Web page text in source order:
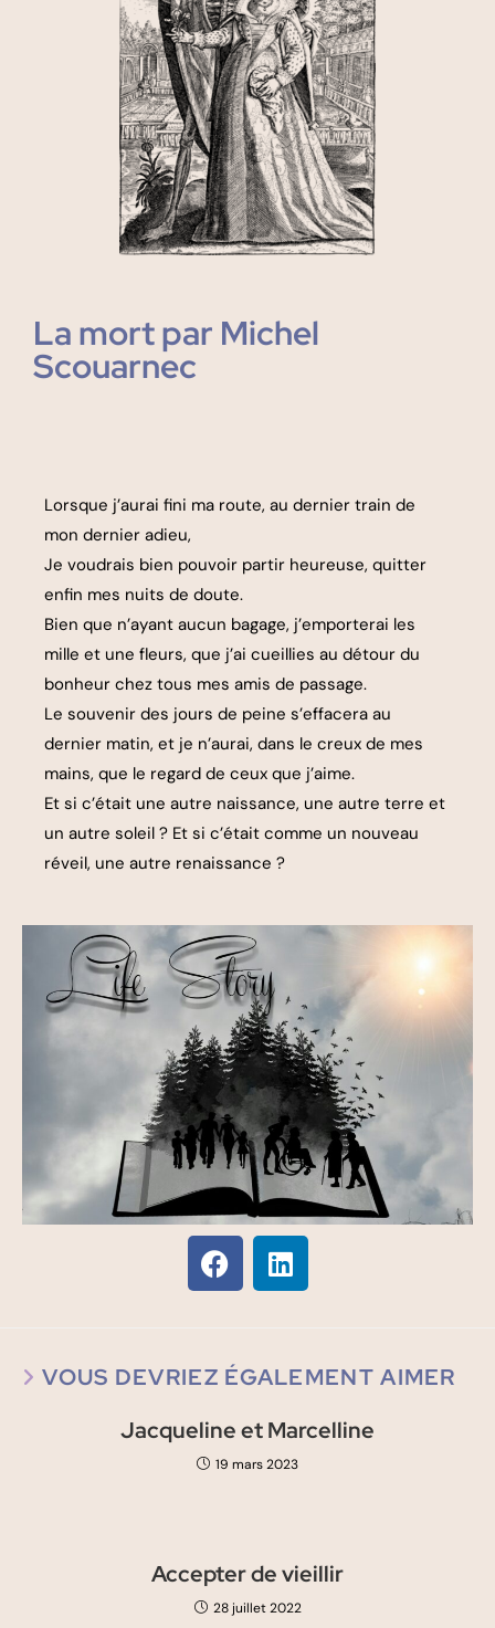
La mort par Michel
Scouarnec
Lorsque j’aurai fini ma route, au dernier train de
mon dernier adieu,
Je voudrais bien pouvoir partir heureuse, quitter
enfin mes nuits de doute.
Bien que n’ayant aucun bagage, j’emporterai les
mille et une fleurs, que j’ai cueillies au détour du
bonheur chez tous mes amis de passage.
Le souvenir des jours de peine s’effacera au
dernier matin, et je n’aurai, dans le creux de mes
mains, que le regard de ceux que j’aime.
Et si c’était une autre naissance, une autre terre et
un autre soleil ? Et si c’était comme un nouveau
réveil, une autre renaissance ?
VOUS DEVRIEZ ÉGALEMENT AIMER
Jacqueline et Marcelline
19 mars 2023
Accepter de vieillir
28 juillet 2022